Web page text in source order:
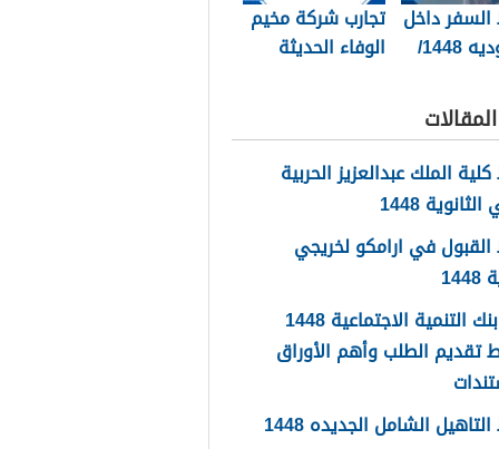
داخل
السعوديه 1448/
تجارب شركة مخيم
الوفاء الحديثة
الملك عبدالعزيز الحربية
1448
في ارامكو لخريجي
اعفاء بنك التنمية الاجتماعية 1448
تقديم الطلب وأهم الأوراق
الشامل الجديده 1448